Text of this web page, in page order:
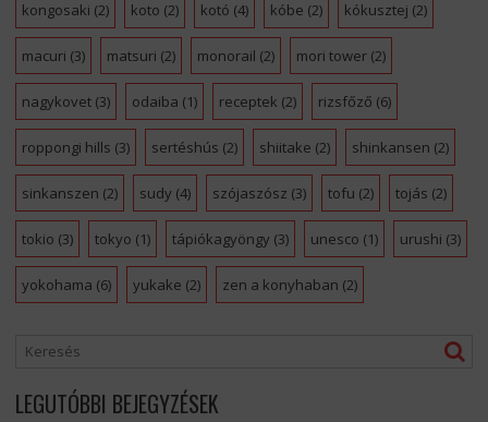
kongosaki (2) koto (2) kotó (4) kóbe (2) kókusztej (2)
macuri (3) matsuri (2) monorail (2) mori tower(2)
nagykovet(3) odaiba (1) receptek (2) rizsfőző (6)
roppongi hills (3) sertéshús (2) shiitake (2) shinkansen (2)
sinkanszen (2) sudy (4) szójaszósz (3) tofu (2) tojás (2)
tokio (3) tokyo (1) tápiókagyöngy (3) unesco (1) urushi (3)
yokohama (6) yukake (2) zen a konyhaban (2)
LEGUTÓBBI BEJEGYZÉSEK